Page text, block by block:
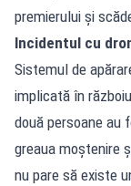
premierului și
Incidentul cu
Sistemul de
implicată în
două persoane au
greaua moștenire
nu pare să existe